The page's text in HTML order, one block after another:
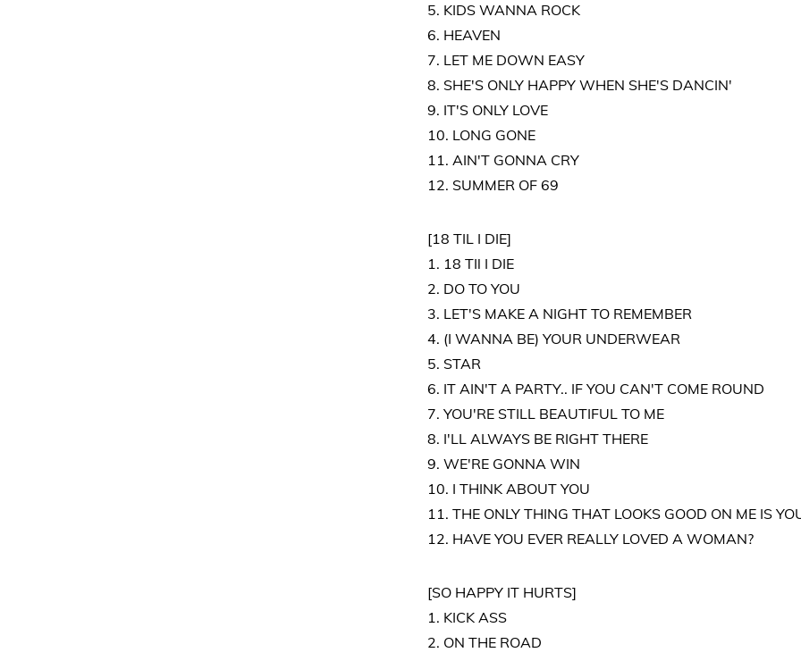
5. KIDS WANNA ROCK
6. HEAVEN
7. LET ME DOWN EASY
8. SHE'S ONLY HAPPY WHEN SHE'S DANCIN'
9. IT'S ONLY LOVE
10. LONG GONE
11. AIN'T GONNA CRY
12. SUMMER OF 69
[18 TIL I DIE]
1. 18 TIl I DIE
2. DO TO YOU
3. LET'S MAKE A NIGHT TO REMEMBER
4. (I WANNA BE) YOUR UNDERWEAR
5. STAR
6. IT AIN'T A PARTY.. IF YOU CAN'T COME ROUND
7. YOU'RE STILL BEAUTIFUL TO ME
8. I'LL ALWAYS BE RIGHT THERE
9. WE'RE GONNA WIN
10. I THINK ABOUT YOU
11. THE ONLY THING THAT LOOKS GOOD ON ME IS
12. HAVE YOU EVER REALLY LOVED A WOMAN?
[SO HAPPY IT HURTS]
1. KICK ASS
2. ON THE ROAD